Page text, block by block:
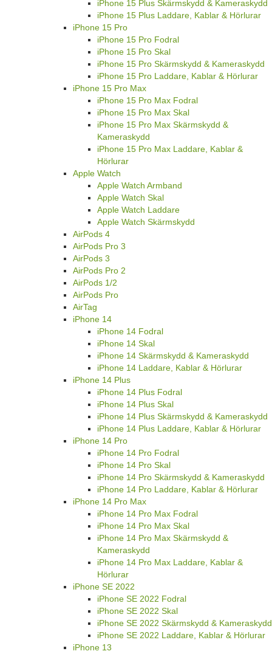
iPhone 15 Plus Skärmskydd & Kameraskydd
iPhone 15 Plus Laddare, Kablar & Hörlurar
iPhone 15 Pro
iPhone 15 Pro Fodral
iPhone 15 Pro Skal
iPhone 15 Pro Skärmskydd & Kameraskydd
iPhone 15 Pro Laddare, Kablar & Hörlurar
iPhone 15 Pro Max
iPhone 15 Pro Max Fodral
iPhone 15 Pro Max Skal
iPhone 15 Pro Max Skärmskydd &
Kameraskydd
iPhone 15 Pro Max Laddare, Kablar &
Hörlurar
Apple Watch
Apple Watch Armband
Apple Watch Skal
Apple Watch Laddare
Apple Watch Skärmskydd
AirPods 4
AirPods Pro 3
AirPods 3
AirPods Pro 2
AirPods 1/2
AirPods Pro
AirTag
iPhone 14
iPhone 14 Fodral
iPhone 14 Skal
iPhone 14 Skärmskydd & Kameraskydd
iPhone 14 Laddare, Kablar & Hörlurar
iPhone 14 Plus
iPhone 14 Plus Fodral
iPhone 14 Plus Skal
iPhone 14 Plus Skärmskydd & Kameraskydd
iPhone 14 Plus Laddare, Kablar & Hörlurar
iPhone 14 Pro
iPhone 14 Pro Fodral
iPhone 14 Pro Skal
iPhone 14 Pro Skärmskydd & Kameraskydd
iPhone 14 Pro Laddare, Kablar & Hörlurar
iPhone 14 Pro Max
iPhone 14 Pro Max Fodral
iPhone 14 Pro Max Skal
iPhone 14 Pro Max Skärmskydd &
Kameraskydd
iPhone 14 Pro Max Laddare, Kablar &
Hörlurar
iPhone SE 2022
iPhone SE 2022 Fodral
iPhone SE 2022 Skal
iPhone SE 2022 Skärmskydd & Kameraskydd
iPhone SE 2022 Laddare, Kablar & Hörlurar
iPhone 13